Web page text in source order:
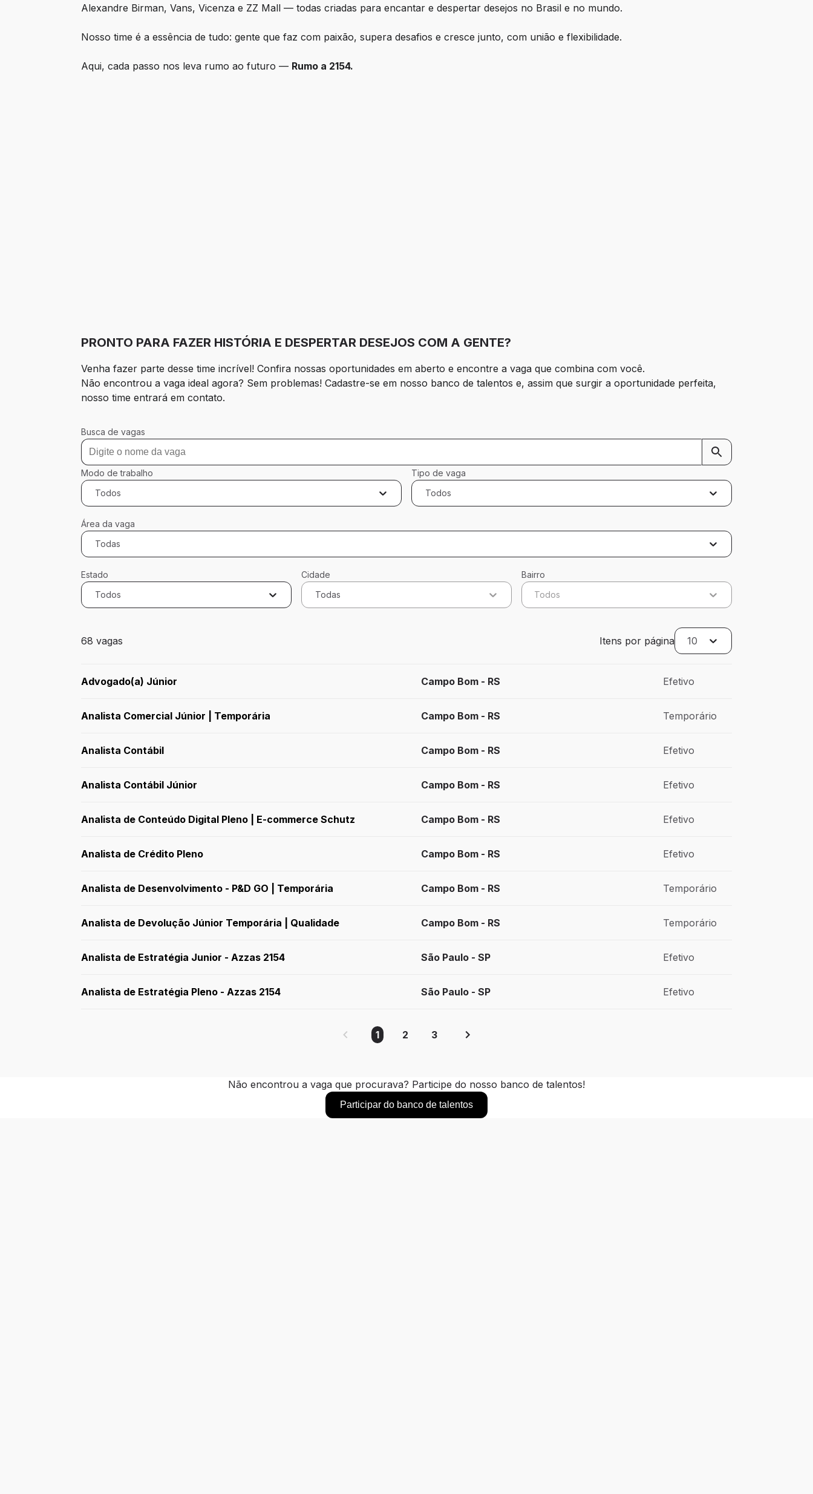
Alexandre Birman, Vans, Vicenza e ZZ Mall — todas criadas para encantar e despertar desejos no Brasil e no mundo.
Nosso time é a essência de tudo: gente que faz com paixão, supera desafios e cresce junto, com união e flexibilidade.
Aqui, cada passo nos leva rumo ao futuro — Rumo a 2154.
PRONTO PARA FAZER HISTÓRIA E DESPERTAR DESEJOS COM A GENTE?
Venha fazer parte desse time incrível! Confira nossas oportunidades em aberto e encontre a vaga que combina com você.
Não encontrou a vaga ideal agora? Sem problemas! Cadastre-se em nosso banco de talentos e, assim que surgir a oportunidade perfeita,
nosso time entrará em contato.
Busca de vagas
Modo de trabalho
Todos
Tipo de vaga
Todos
Área da vaga
Todas
Estado
Todos
Cidade
Todas
Bairro
Todos
68 vagas Itens por página 10
Advogado(a) Júnior Campo Bom - RS Efetivo
Analista Comercial Júnior | Temporária Campo Bom - RS Temporário
Analista Contábil Campo Bom - RS Efetivo
Analista Contábil Júnior Campo Bom - RS Efetivo
Analista de Conteúdo Digital Pleno | E-commerce Schutz Campo Bom - RS Efetivo
Analista de Crédito Pleno Campo Bom - RS Efetivo
Analista de Desenvolvimento - P&D GO | Temporária Campo Bom - RS Temporário
Analista de Devolução Júnior Temporária | Qualidade Campo Bom - RS Temporário
Analista de Estratégia Junior - Azzas 2154 São Paulo - SP Efetivo
Analista de Estratégia Pleno - Azzas 2154 São Paulo - SP Efetivo
1 2 3
Não encontrou a vaga que procurava? Participe do nosso banco de talentos!
Participar do banco de talentos